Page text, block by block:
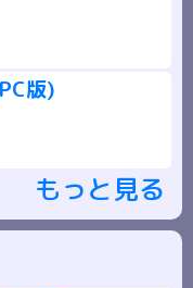
版)
もっと見る